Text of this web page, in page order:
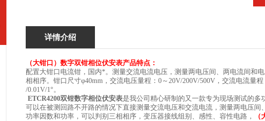
详情介绍
（大钳口）数字双钳相位伏安表产品特点：
配置大钳口电流钳，国内*。测量交流电流电压，测量两电压间、两电流间和
相相序。钳口尺寸φ40mm，交流电压量程：0～20V/200V/500V，交流电流量
/0.01V/1°。
ETCR4200双钳数字相位伏安表是我公司精心研制的又一款专为现场测试的
可以在被测回路不开路的情况下直接测量交流电压和交流电流，测量两电压
功率因数和功率，可以判别三相相序，变压器接线组别、感性、容性电路，